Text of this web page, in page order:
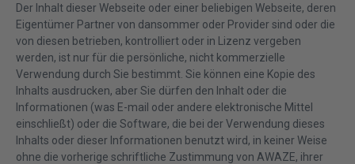
Der Inhalt dieser Webseite oder einer beliebigen Webseite, deren
Eigentümer Partner von dansommer oder Provider sind oder die
von diesen betrieben, kontrolliert oder in Lizenz vergeben
werden, ist nur für die persönliche, nicht kommerzielle
Verwendung durch Sie bestimmt. Sie können eine Kopie des
Inhalts ausdrucken, aber Sie dürfen den Inhalt oder die
Informationen (was E-mail oder andere elektronische Mittel
einschließt) oder die Software, die bei der Verwendung dieses
Inhalts oder dieser Informationen benutzt wird, in keiner Weise
ohne die vorherige schriftliche Zustimmung von AWAZE, ihrer